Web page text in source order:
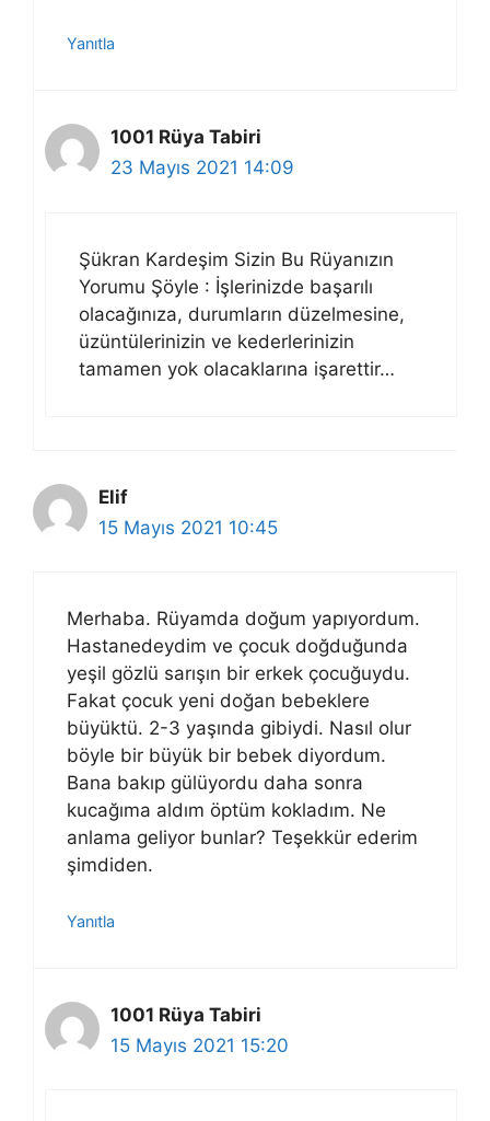
Yanıtla
1001 Rüya Tabiri
23 Mayıs 2021 14:09
Şükran Kardeşim Sizin Bu Rüyanızın
Yorumu Şöyle : İşlerinizde başarılı
olacağınıza, durumların düzelmesine,
üzüntülerinizin ve kederlerinizin
tamamen yok olacaklarına işarettir…
Elif
15 Mayıs 2021 10:45
Merhaba. Rüyamda doğum yapıyordum.
Hastanedeydim ve çocuk doğduğunda
yeşil gözlü sarışın bir erkek çocuğuydu.
Fakat çocuk yeni doğan bebeklere
büyüktü. 2-3 yaşında gibiydi. Nasıl olur
böyle bir büyük bir bebek diyordum.
Bana bakıp gülüyordu daha sonra
kucağıma aldım öptüm kokladım. Ne
anlama geliyor bunlar? Teşekkür ederim
şimdiden.
Yanıtla
1001 Rüya Tabiri
15 Mayıs 2021 15:20